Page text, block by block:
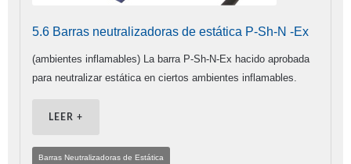
5.6 Barras neutralizadoras de estática P-Sh-N -Ex
(ambientes inflamables) La barra P-Sh-N-Ex hacido aprobada
para neutralizar estática en ciertos ambientes inflamables.
LEER +
Barras Neutralizadoras de Estática